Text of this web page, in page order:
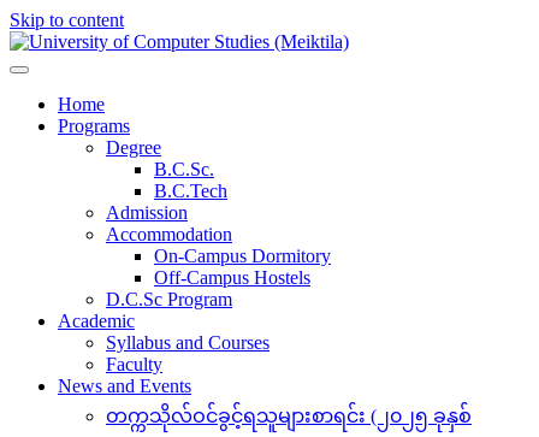
Skip to content
Home
Programs
Degree
B.C.Sc.
B.C.Tech
Admission
Accommodation
On-Campus Dormitory
Off-Campus Hostels
D.C.Sc Program
Academic
Syllabus and Courses
Faculty
News and Events
တက္ကသိုလ်ဝင်ခွင့်ရသူများစာရင်း (၂၀၂၅ ခုနှစ်